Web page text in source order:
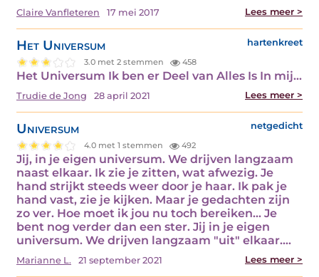
Claire Vanfleteren 17 mei 2017 Lees meer >
Het Universum hartenkreet
3.0 met 2 stemmen 458
Het Universum Ik ben er Deel van Alles Is In mij…
Trudie de Jong 28 april 2021 Lees meer >
Universum netgedicht
4.0 met 1 stemmen 492
Jij, in je eigen universum. We drijven langzaam
naast elkaar. Ik zie je zitten, wat afwezig. Je
hand strijkt steeds weer door je haar. Ik pak je
hand vast, zie je kijken. Maar je gedachten zijn
zo ver. Hoe moet ik jou nu toch bereiken... Je
bent nog verder dan een ster. Jij in je eigen
universum. We drijven langzaam "uit" elkaar.…
Marianne L. 21 september 2021 Lees meer >